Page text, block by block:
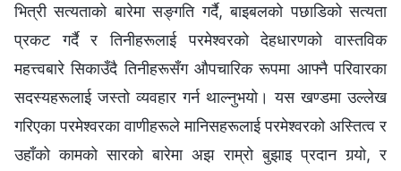
भित्री सत्यताको बारेमा सङ्गति गर्दै, बाइबलको पछाडिको सत्यता
प्रकट गर्दै र तिनीहरूलाई परमेश्‍वरको देहधारणको वास्तविक
महत्त्वबारे सिकाउँदै तिनीहरूसँग औपचारिक रूपमा आफ्नै परिवारका
सदस्यहरूलाई जस्तो व्यवहार गर्न थाल्नुभयो। यस खण्डमा उल्‍लेख
गरिएका परमेश्‍वरका वाणीहरूले मानिसहरूलाई परमेश्‍वरको अस्तित्व र
उहाँको कामको सारको बारेमा अझ राम्रो बुझाइ प्रदान गर्‍यो, र